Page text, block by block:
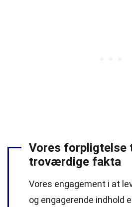
Vores forpligtelse
troværdige fakta
Vores engagement i at
og engagerende indhold